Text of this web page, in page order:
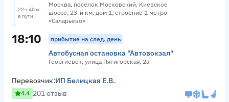
Москва, посёлок Московский, Киевское
шоссе, 23-й км, дом 1, строение 1 метро
«Саларьево»
22 ч 40 м
в пути
18:10 прибытие на след. день
Автобусная остановка "Автовокзал"
Георгиевск, улица Пятигорская, 2а
Перевозчик:ИП Белицкая Е.В.
4.4 201 отзыв